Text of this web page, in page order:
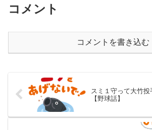
コメント
コメントを書き込む
スミ１守って大竹投
【野球話】